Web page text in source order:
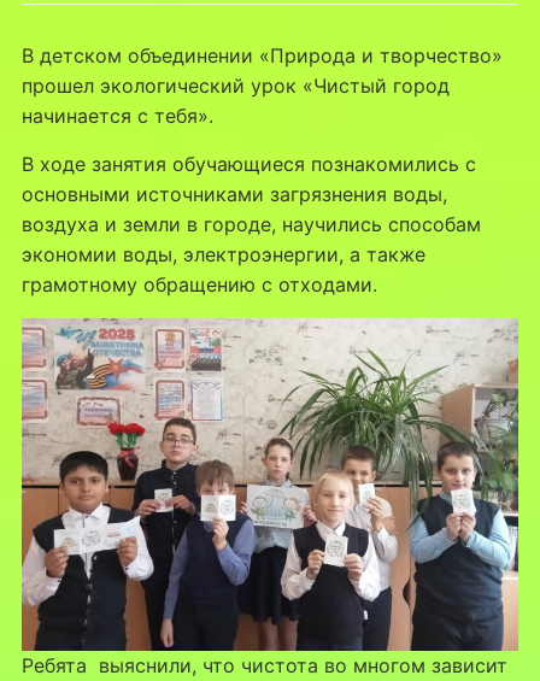
В детском объединении «Природа и творчество»
прошел экологический урок «Чистый город
начинается с тебя».
В ходе занятия обучающиеся познакомились с
основными источниками загрязнения воды,
воздуха и земли в городе, научились способам
экономии воды, электроэнергии, а также
грамотному обращению с отходами.
Ребята выяснили, что чистота во многом зависит